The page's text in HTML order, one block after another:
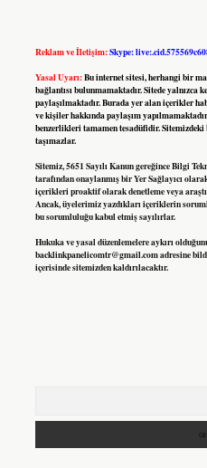
Reklam ve İletişim:Skype:
Yasal Uyarı:Bu internet sitesi, herhangi bir
bağlantısı bulunmamaktadır. Sitede yalnızca
paylaşılmaktadır. Burada yer alan içerikler
ve kişiler hakkında paylaşım
benzerlikleri tamamen tesadüfidir.
taşımazlar.
Sitemiz, 5651 Sayılı Kanun gereğince Bilgi
tarafından onaylanmış bir Yer Sağlayıcı
içerikleri proaktif olarak denetleme veya
Ancak, üyelerimiz yazdıkları içeriklerin
bu sorumluluğu kabul etmiş sayılırlar.
Hukuka ve yasal düzenlemelere aykırı
backlinkpanelicomtr@gmail.comadresine
içerisinde sitemizden kaldırılacaktır.